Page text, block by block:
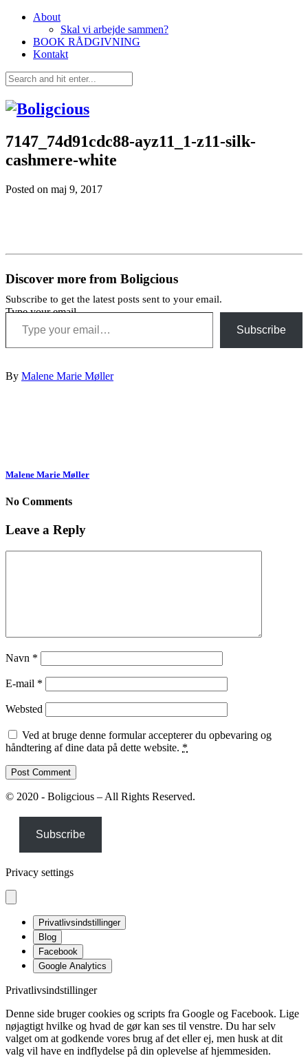
About
Skal vi arbejde sammen?
BOOK RÅDGIVNING
Kontakt
7147_74d91cdc88-ayz11_1-z11-silk-
cashmere-white
Posted on maj 9, 2017
Discover more from Boligcious
Subscribe to get the latest posts sent to your email.
Type your email…
Subscribe
By Malene Marie Møller
Malene Marie Møller
No Comments
Leave a Reply
Navn *
E-mail *
Websted
Ved at bruge denne formular accepterer du opbevaring og
håndtering af dine data på dette website. *
© 2020 - Boligcious – All Rights Reserved.
Subscribe
Privacy settings
Privatlivsindstillinger
Blog
Facebook
Google Analytics
Privatlivsindstillinger
Denne side bruger cookies og scripts fra Google og Facebook. Lige
nøjagtigt hvilke og hvad de gør kan ses til venstre. Du har selv
valget om at godkende vores brug af det eller ej, men husk at dit
valg vil have en indflydelse på din oplevelse af hjemmesiden.